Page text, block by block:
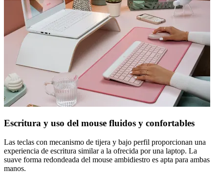
Escritura y uso del mouse fluidos y confortables
Las teclas con mecanismo de tijera y bajo perfil proporcionan una
experiencia de escritura similar a la ofrecida por una laptop. La
suave forma redondeada del mouse ambidiestro es apta para ambas
manos.